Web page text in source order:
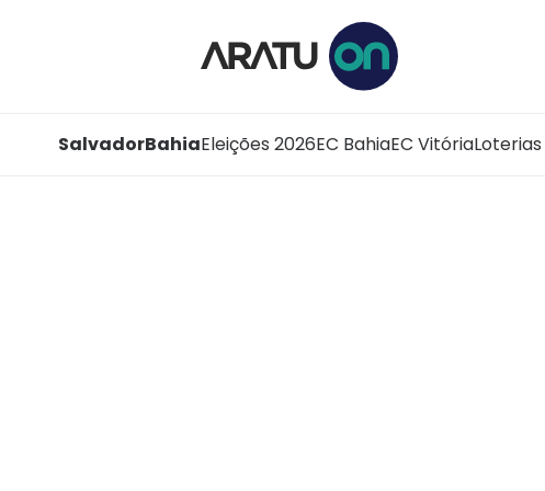
SalvadorBahiaEleições 2026EC BahiaEC VitóriaLoterias